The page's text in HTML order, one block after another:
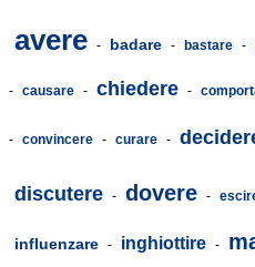
avere - badare - bastare -
- causare - chiedere -
- convincere - curare -
discutere - dovere -
influenzare - inghiottire -